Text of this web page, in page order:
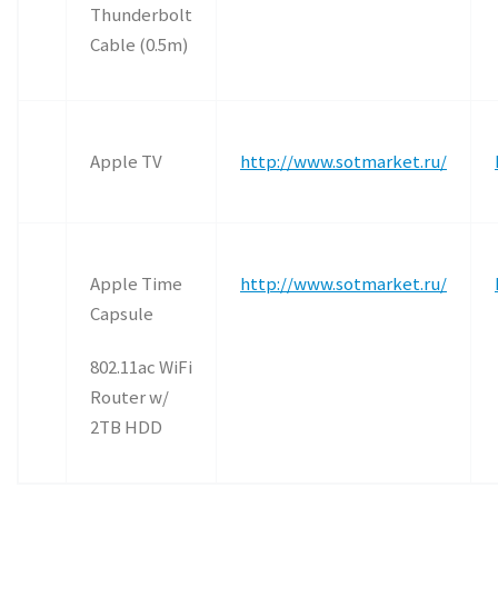
Thunderbolt
Cable (0.5m)
Apple TV http://www.sotmarket.ru/
Apple Time
Capsule
802.11ac WiFi
Router w/
2TB HDD
http://www.sotmarket.ru/